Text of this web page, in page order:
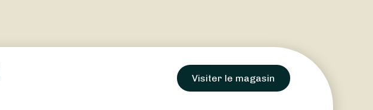
Visiter le magasin